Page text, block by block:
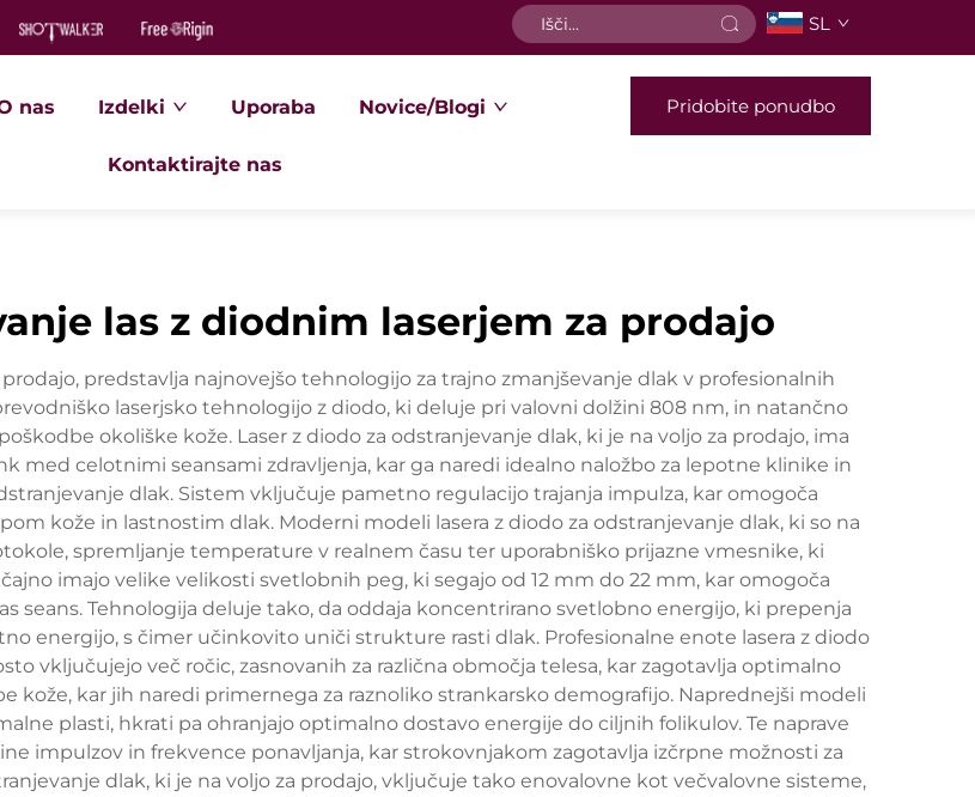
SL
nas Izdelki Uporaba Novice/Blogi
Kontaktirajte nas
Pridobite ponudbo
las z diodnim laserjem za prodajo
predstavlja najnovejšo tehnologijo za trajno zmanjševanje dlak v profesionalnih
laserjsko tehnologijo z diodo, ki deluje pri valovni dolžini 808 nm, in natančno
okoliške kože. Laser z diodo za odstranjevanje dlak, ki je na voljo za prodajo, ima
med celotnimi seansami zdravljenja, kar ga naredi idealno naložbo za lepotne klinike in
dlak. Sistem vključuje pametno regulacijo trajanja impulza, kar omogoča
kože in lastnostim dlak. Moderni modeli lasera z diodo za odstranjevanje dlak, ki so na
spremljanje temperature v realnem času ter uporabniško prijazne vmesnike, ki
imajo velike velikosti svetlobnih peg, ki segajo od 12 mm do 22 mm, kar omogoča
seans. Tehnologija deluje tako, da oddaja koncentrirano svetlobno energijo, ki prepenja
energijo, s čimer učinkovito uniči strukture rasti dlak. Profesionalne enote lasera z diodo
vključujejo več ročic, zasnovanih za različna območja telesa, kar zagotavlja optimalno
kože, kar jih naredi primernega za raznoliko strankarsko demografijo. Naprednejši modeli
plasti, hkrati pa ohranjajo optimalno dostavo energije do ciljnih folikulov. Te naprave
impulzov in frekvence ponavljanja, kar strokovnjakom zagotavlja izčrpne možnosti za
dlak, ki je na voljo za prodajo, vključuje tako enovalovne kot večvalovne sisteme,